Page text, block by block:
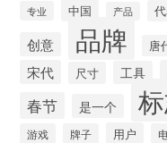
专业 中国 产品
创意 品牌 唐
宋代 尺寸 工具
春节 是一个
游戏 牌子 用户